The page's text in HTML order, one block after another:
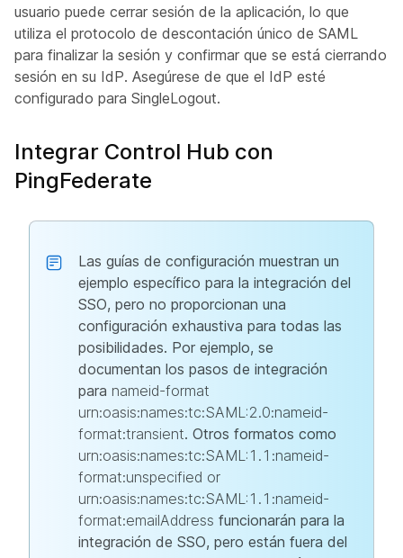
usuario puede cerrar sesión de la aplicación, lo que
utiliza el protocolo de descontación único de SAML
para finalizar la sesión y confirmar que se está cierrando
sesión en su IdP. Asegúrese de que el IdP esté
configurado para SingleLogout.
Integrar Control Hub con
PingFederate
Las guías de configuración muestran un
ejemplo específico para la integración del
SSO, pero no proporcionan una
configuración exhaustiva para todas las
posibilidades. Por ejemplo, se
documentan los pasos de integración
para nameid-format
urn:oasis:names:tc:SAML:2.0:nameid-
format:transient. Otros formatos como
urn:oasis:names:tc:SAML:1.1:nameid-
format:unspecified or
urn:oasis:names:tc:SAML:1.1:nameid-
format:emailAddress funcionarán para la
integración de SSO, pero están fuera del